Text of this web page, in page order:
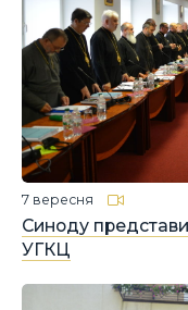
Синоду
УГКЦ
7 вересня